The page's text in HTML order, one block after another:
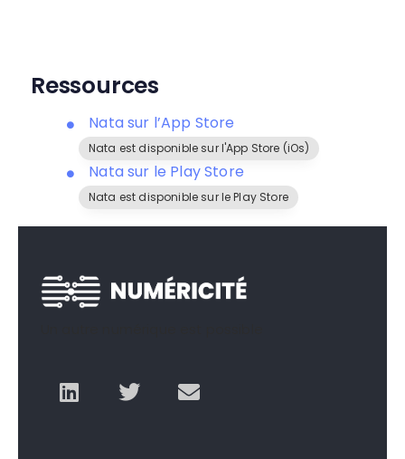
Ressources
Nata sur l’App Store
Nata est disponible sur l'App Store (iOs)
Nata sur le Play Store
Nata est disponible sur le Play Store